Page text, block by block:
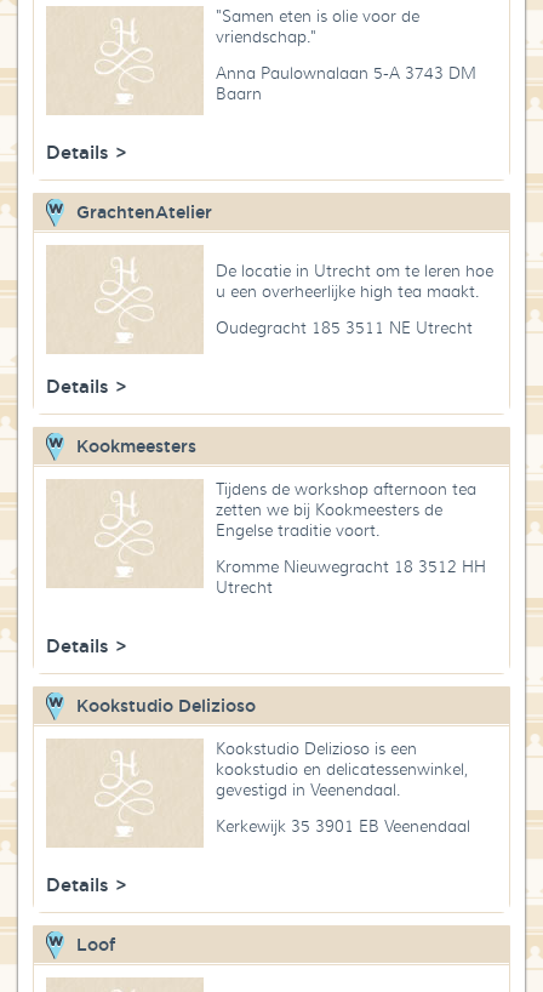
"Samen eten is olie voor de
vriendschap."
Anna Paulownalaan 5-A 3743 DM
Baarn
Details >
GrachtenAtelier
De locatie in Utrecht om te leren hoe
u een overheerlijke high tea maakt.
Oudegracht 185 3511 NE Utrecht
Details >
Kookmeesters
Tijdens de workshop afternoon tea
zetten we bij Kookmeesters de
Engelse traditie voort.
Kromme Nieuwegracht 18 3512 HH
Utrecht
Details >
Kookstudio Delizioso
Kookstudio Delizioso is een
kookstudio en delicatessenwinkel,
gevestigd in Veenendaal.
Kerkewijk 35 3901 EB Veenendaal
Details >
Loof